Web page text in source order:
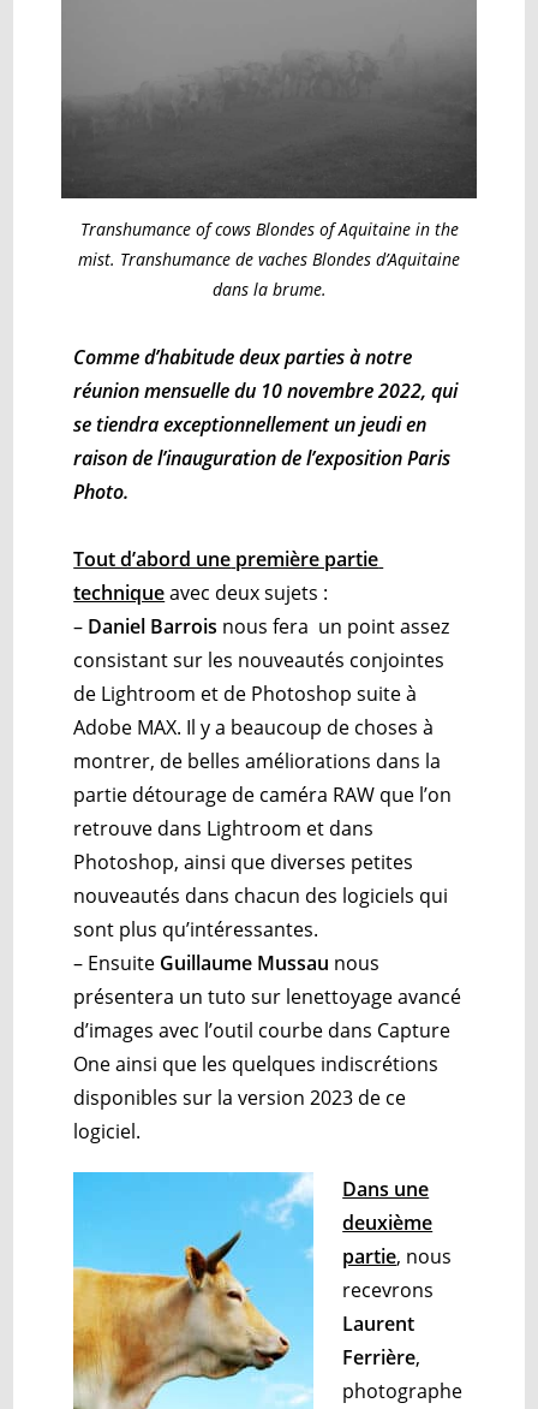
Transhumance of cows Blondes of Aquitaine in the
mist. Transhumance de vaches Blondes d’Aquitaine
dans la brume.
Comme d’habitude deux parties à notre
réunion mensuelle du 10 novembre 2022, qui
se tiendra exceptionnellement un jeudi en
raison de l’inauguration de l’exposition Paris
Photo.
Tout d’abord une première partie
techniqueavec deux sujets :
– Daniel Barrois nous fera un point assez
consistant sur les nouveautés conjointes
de Lightroom et de Photoshop suite à
Adobe MAX. Il y a beaucoup de choses à
montrer, de belles améliorations dans la
partie détourage de caméra RAW que l’on
retrouve dans Lightroom et dans
Photoshop, ainsi que diverses petites
nouveautés dans chacun des logiciels qui
sont plus qu’intéressantes.
– Ensuite Guillaume Mussau nous
présentera un tuto sur lenettoyage avancé
d’images avec l’outil courbe dans Capture
One ainsi que les quelques indiscrétions
disponibles sur la version 2023 de ce
logiciel.
Dans une
deuxième
partie, nous
recevrons
Laurent
Ferrière,
photographe